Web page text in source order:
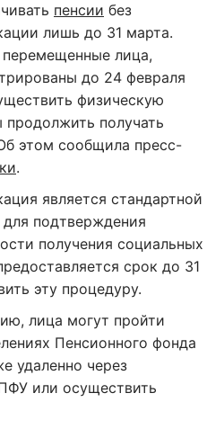
пенсии без
лишь до 31 марта.
перемещенные лица,
до 24 февраля
физическую
получать
этом сообщила пресс-
.
является стандартной
подтверждения
получения социальных
срок до 31
эту процедуру.
лица могут пройти
Пенсионного фонда
удаленно через
или осуществить